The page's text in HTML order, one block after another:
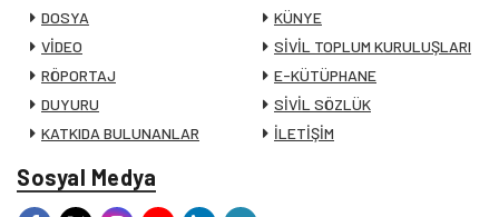
DOSYA
VİDEO
RÖPORTAJ
DUYURU
KATKIDA BULUNANLAR
KÜNYE
SİVİL TOPLUM KURULUŞLARI
E-KÜTÜPHANE
SİVİL SÖZLÜK
İLETİŞİM
Sosyal Medya